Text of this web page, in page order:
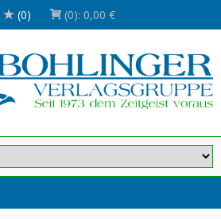
(0) (0): 0,00 €